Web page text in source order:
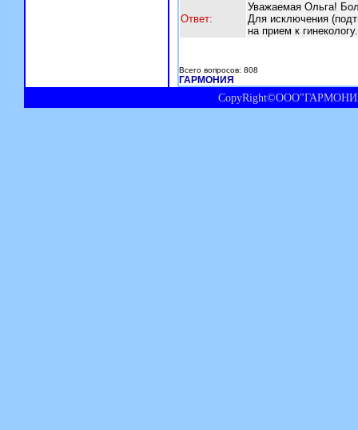
Ответ:
Уважаемая Ольга!
Для исключения
на прием к гинекологу.
Всего вопросов: 808
ГАРМОНИЯ